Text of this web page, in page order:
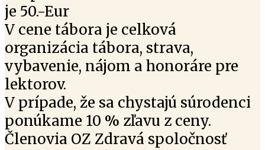
je 50.-Eur
V cene tábora je celková
organizácia tábora, strava,
vybavenie, nájom a honoráre pre
lektorov.
V prípade, že sa chystajú súrodenci
ponúkame 10 % zľavu z ceny.
Členovia OZ Zdravá spoločnosť